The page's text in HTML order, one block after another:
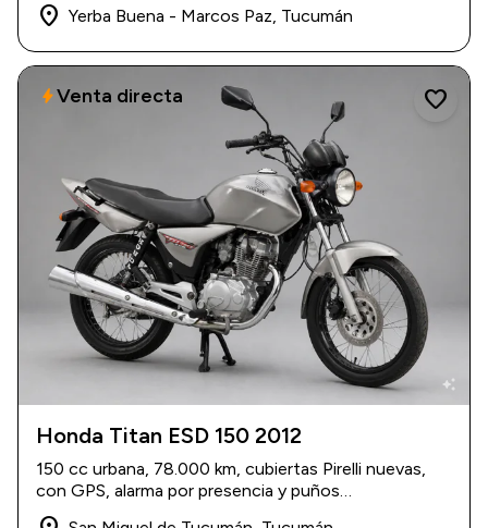
place Yerba Buena - Marcos Paz, Tucumán
auto_awesome
2012 78.000 km
$ 3.000.000
Honda Titan ESD 150 2012
150 cc urbana, 78.000 km, cubiertas Pirelli nuevas,
con GPS, alarma por presencia y puños
calefaccionados. Incluye casco con Bluetooth.
favorite
boltVenta directa